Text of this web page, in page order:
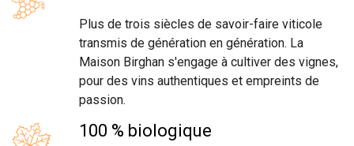
Plus de trois siècles de savoir-faire viticole
transmis de génération en génération. La
Maison Birghan s'engage à cultiver des vignes,
pour des vins authentiques et empreints de
passion.
100 % biologique